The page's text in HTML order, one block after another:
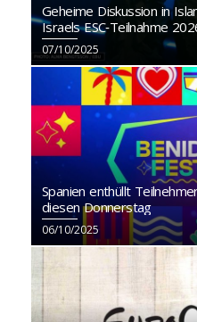
Geheime Diskussion in
Israels ESC‑Teilnahme
07/10/2025
Spanien enthüllt
diesen Donnerstag
06/10/2025